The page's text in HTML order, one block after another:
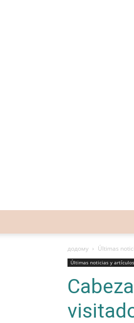
додому Últimas
Últimas noticias y artículos